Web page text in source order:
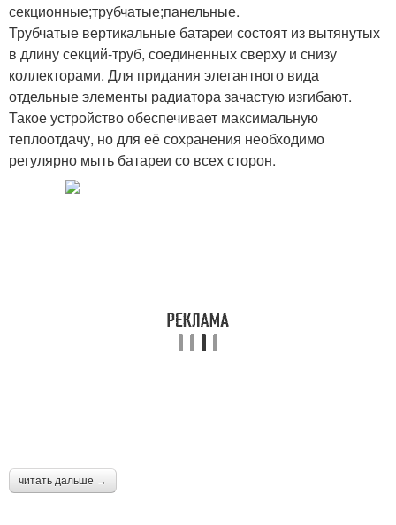
секционные;трубчатые;панельные.
Трубчатые вертикальные батареи состоят из вытянутых
в длину секций-труб, соединенных сверху и снизу
коллекторами. Для придания элегантного вида
отдельные элементы радиатора зачастую изгибают.
Такое устройство обеспечивает максимальную
теплоотдачу, но для её сохранения необходимо
регулярно мыть батареи со всех сторон.
читать дальше →